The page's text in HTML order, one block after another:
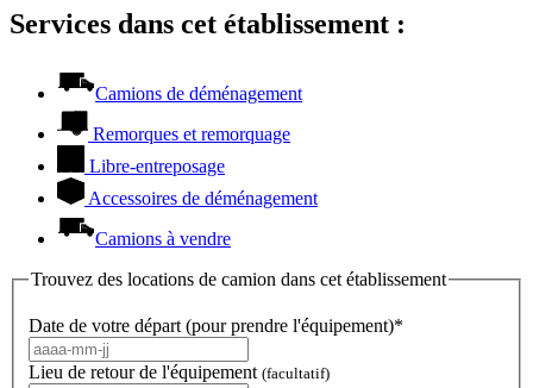
Services dans cet établissement :
Camions de déménagement
Remorques et remorquage
Libre-entreposage
Accessoires de déménagement
Camions à vendre
Trouvez des locations de camion dans cet établissement
Date de votre départ (pour prendre l'équipement)*
Lieu de retour de l'équipement (facultatif)